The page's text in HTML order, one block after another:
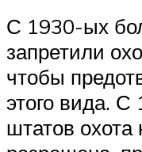
С 1930-ых
запретили
чтобы
этого вида.
штатов